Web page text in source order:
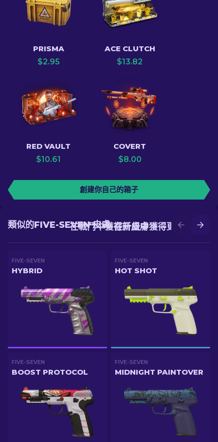
PRISMA
$2.95
ACE CLUTCH
$13.82
RED VAULT
$10.61
COVERT
$8.00
創建你自己的箱子
在升級中獲得更好的皮膚
在戰鬥中獲得新皮膚
類似的FIVE-SEVEN 皮膚
FIVE-SEVEN
HYBRID
FIVE-SEVEN
HOT SHOT
FIVE-SEVEN
BOOST PROTOCOL
FIVE-SEVEN
MIDNIGHT PAINTOVER